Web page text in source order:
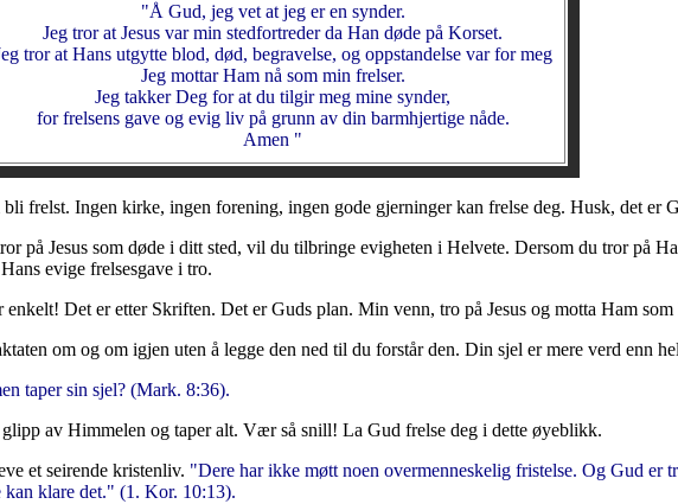
"Å Gud, jeg vet at jeg er en synder.
Jeg tror at Jesus var min stedfortreder da Han døde på Korset.
tror at Hans utgytte blod, død, begravelse, og oppstandelse var for meg
Jeg mottar Ham nå som min frelser.
Jeg takker Deg for at du tilgir meg mine synder,
for frelsens gave og evig liv på grunn av din barmhjertige nåde.
Amen "
frelst. Ingen kirke, ingen forening, ingen gode gjerninger kan frelse deg. Husk, det er
på Jesus som døde i ditt sted, vil du tilbringe evigheten i Helvete. Dersom du tror på
evige frelsesgave i tro.
enkelt! Det er etter Skriften. Det er Guds plan. Min venn, tro på Jesus og motta Ham som
om og om igjen uten å legge den ned til du forstår den. Din sjel er mere verd enn
taper sin sjel? (Mark. 8:36).
av Himmelen og taper alt. Vær så snill! La Gud frelse deg i dette øyeblikk.
et seirende kristenliv. "Dere har ikke møtt noen overmenneskelig fristelse. Og Gud er
kan klare det." (1. Kor. 10:13).